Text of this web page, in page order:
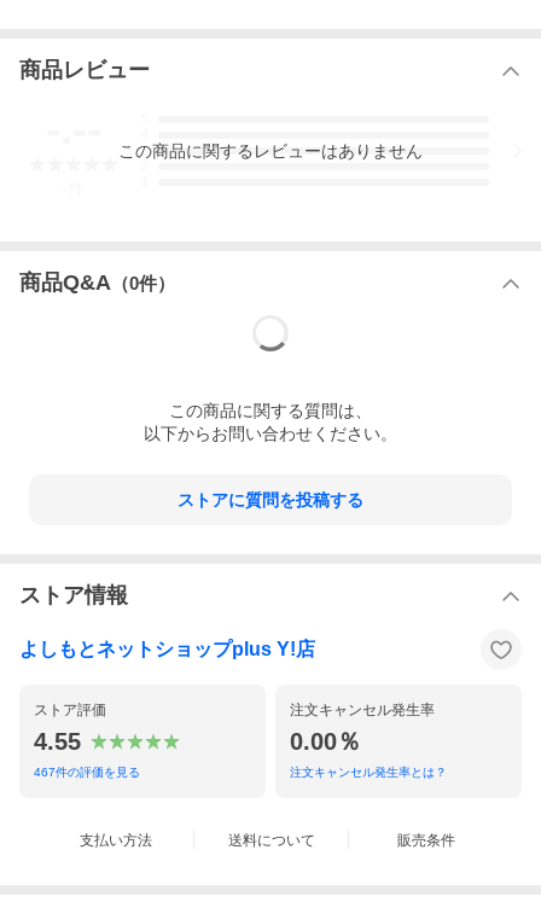
2.特典映像「NMB48の新バラエティースター発掘大作戦その(1)」
【MC】渋谷凪咲、エルフ(荒川・はる)
(2022年2月23日発売)
商品レビュー
3
この商品に関するレビューはありません
商品Q&A （0件）
この商品に関する質問は、
以下からお問い合わせください。
ストアに質問を投稿する
ストア情報
よしもとネットショップplus Y!店
ストア評価
4.55
467件の評価を見る
注文キャンセル発生率
0.00％
注文キャンセル発生率とは？
支払い方法 送料について 販売条件